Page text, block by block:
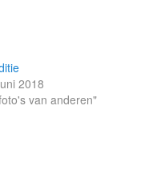
2018
van anderen"